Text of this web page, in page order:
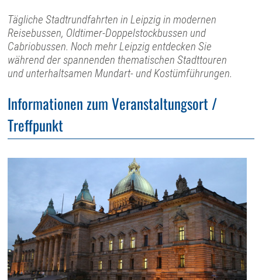
Tägliche Stadtrundfahrten in Leipzig in modernen
Reisebussen, Oldtimer-Doppelstockbussen und
Cabriobussen. Noch mehr Leipzig entdecken Sie
während der spannenden thematischen Stadttouren
und unterhaltsamen Mundart- und Kostümführungen.
Informationen zum Veranstaltungsort /
Treffpunkt